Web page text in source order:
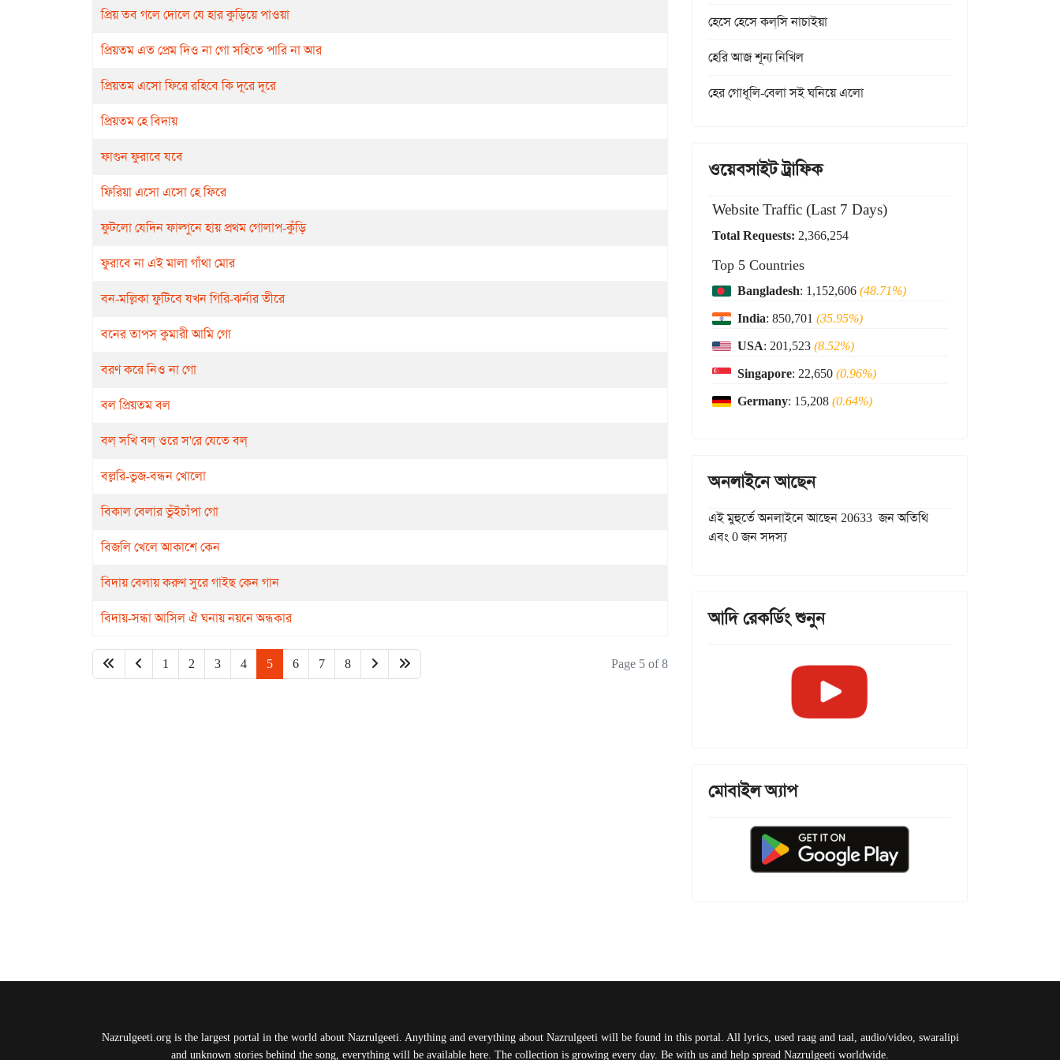
প্রিয় তব গলে দোলে যে হার কুড়িয়ে পাওয়া
প্রিয়তম এত প্রেম দিও না গো সহিতে পারি না আর
প্রিয়তম এসো ফিরে রহিবে কি দূরে দূরে
প্রিয়তম হে বিদায়
ফাগুন ফুরাবে যবে
ফিরিয়া এসো এসো হে ফিরে
ফুটলো যেদিন ফাল্গুনে হায় প্রথম গোলাপ-কুঁড়ি
ফুরাবে না এই মালা গাঁথা মোর
বন-মল্লিকা ফুটিবে যখন গিরি-ঝর্নার তীরে
বনের তাপস কুমারী আমি গো
বরণ করে নিও না গো
বল প্রিয়তম বল
বল্ সখি বল্ ওরে স'রে যেতে বল্
বল্লরি-ভুজ-বন্ধন খোলো
বিকাল বেলার ভুঁইচাঁপা গো
বিজলি খেলে আকাশে কেন
বিদায় বেলায় করুণ সুরে গাইছ কেন গান
বিদায়-সন্ধা আসিল ঐ ঘনায় নয়নে অন্ধকার
1 2 3 4 5 6 7 8 Page 5 of 8
হেসে হেসে কল্‌সি নাচাইয়া
হেরি আজ শূন্য নিখিল
হের গোধূলি-বেলা সই ঘনিয়ে এলো
ওয়েবসাইট ট্রাফিক
Website Traffic (Last 7 Days)
Total Requests: 2,366,254
Top 5 Countries
Bangladesh: 1,152,606(48.71%)
India: 850,701 (35.95%)
USA: 201,523(8.52%)
Singapore: 22,650(0.96%)
Germany: 15,208(0.64%)
অনলাইনে আছেন
এই মুহুর্তে অনলাইনে আছেন 20633 জন অতিথি
এবং 0 জন সদস্য
আদি রেকর্ডিং শুনুন
মোবাইল অ্যাপ
Nazrulgeeti.org is the largest portal in the world about Nazrulgeeti. Anything and everything about Nazrulgeeti will be found in this portal. All lyrics, used raag and taal, audio/video, swaralipi
and unknown stories behind the song, everything will be available here. The collection is growing every day. Be with us and help spread Nazrulgeeti worldwide.